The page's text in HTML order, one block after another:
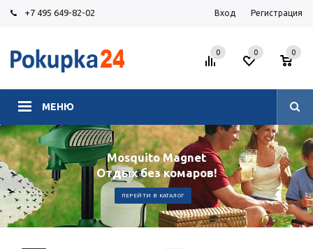
+7 495 649-82-02 Вход Регистрация
МЕНЮ
0 0
0
Mosquito Magnet
Отдых без комаров!
ПЕРЕЙТИ В КАТАЛОГ